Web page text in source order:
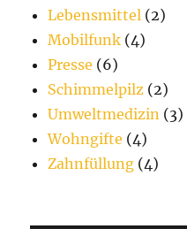
Lebensmittel (2)
Mobilfunk (4)
Presse (6)
Schimmelpilz (2)
Umweltmedizin (3)
Wohngifte (4)
Zahnfüllung (4)